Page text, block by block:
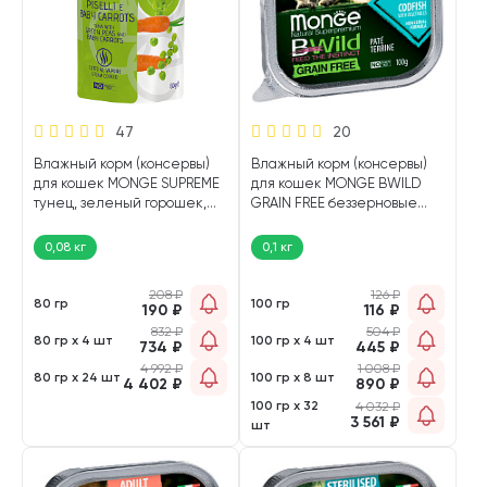
47
Влажный корм (консервы)
для кошек MONGE SUPREME
тунец, зеленый горошек,
0,08 кг
80 гр
208₽
190 ₽
80 гр х 4 шт
832₽
734 ₽
80 гр х 24 шт
4 992₽
4 402 ₽
20
Влажный корм (консервы)
для кошек MONGE BWILD
GRAIN FREE беззерновые
0,1 кг
100 гр
126₽
116 ₽
100 гр х 4 шт
504₽
445 ₽
100 гр х 8 шт
1 008₽
890 ₽
100 гр х 32
шт
4 032₽
3 561 ₽